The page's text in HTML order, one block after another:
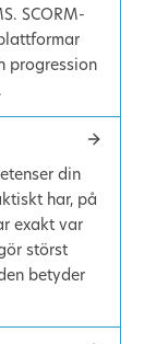
SCORM-
progression
din
har, på
exakt var
störst
betyder